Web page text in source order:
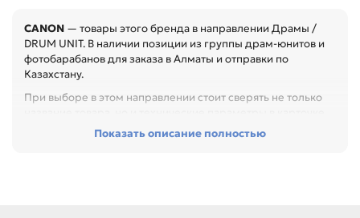
CANON — товары этого бренда в направлении Драмы /
DRUM UNIT. В наличии позиции из группы драм-юнитов и
фотобарабанов для заказа в Алматы и отправки по
Казахстану.
При выборе в этом направлении стоит сверять не только
Перед покупкой проверьте код узла, ресурс, совместимые
Показать описание полностью